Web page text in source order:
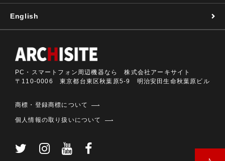
English
PC・スマートフォン周辺機器なら 株式会社アーキサイト
〒110-0006 東京都台東区秋葉原5-9 明治安田生命秋葉原ビル
商標・登録商標について
個人情報の取り扱いについて